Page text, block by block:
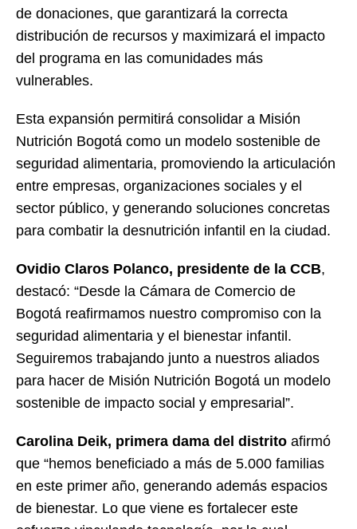
de donaciones, que garantizará la correcta
distribución de recursos y maximizará el impacto
del programa en las comunidades más
vulnerables.
Esta expansión permitirá consolidar a Misión
Nutrición Bogotá como un modelo sostenible de
seguridad alimentaria, promoviendo la articulación
entre empresas, organizaciones sociales y el
sector público, y generando soluciones concretas
para combatir la desnutrición infantil en la ciudad.
Ovidio Claros Polanco, presidente de la CCB,
destacó: “Desde la Cámara de Comercio de
Bogotá reafirmamos nuestro compromiso con la
seguridad alimentaria y el bienestar infantil.
Seguiremos trabajando junto a nuestros aliados
para hacer de Misión Nutrición Bogotá un modelo
sostenible de impacto social y empresarial”.
Carolina Deik, primera dama del distrito afirmó
que “hemos beneficiado a más de 5.000 familias
en este primer año, generando además espacios
de bienestar. Lo que viene es fortalecer este